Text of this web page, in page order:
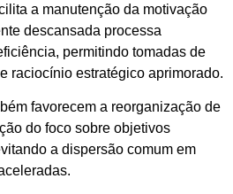
a manutenção da motivação
descansada processa
permitindo tomadas de
raciocínio estratégico aprimorado.
favorecem a reorganização de
do foco sobre objetivos
a dispersão comum em